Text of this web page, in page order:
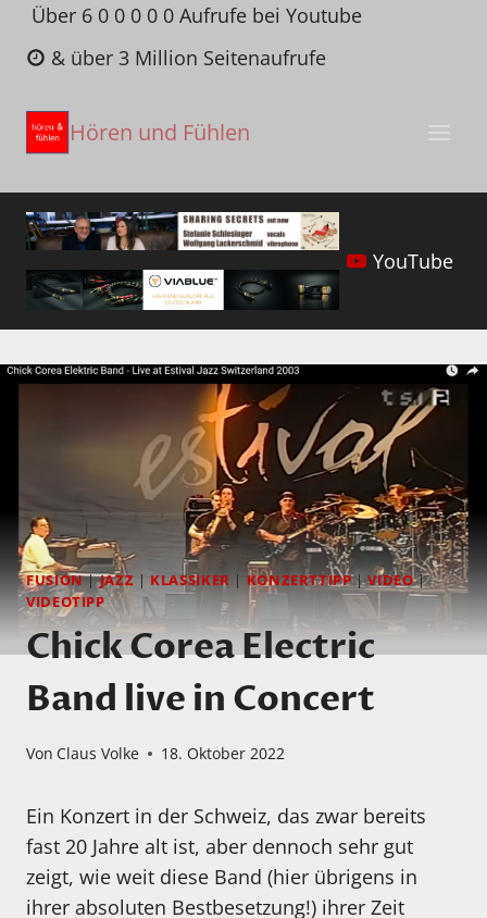
Zum
Inhalt
springen
Über 6 0 0 0 0 0 Aufrufe bei Youtube
& über 3 Million Seitenaufrufe
Hören und Fühlen
YouTube
FUSION|JAZZ | KLASSIKER | KONZERTTIPP|VIDEO|
VIDEOTIPP
Chick Corea Electric
Band live in Concert
Von Claus Volke 18. Oktober 2022
Ein Konzert in der Schweiz, das zwar bereits
fast 20 Jahre alt ist, aber dennoch sehr gut
zeigt, wie weit diese Band (hier übrigens in
ihrer absoluten Bestbesetzung!) ihrer Zeit